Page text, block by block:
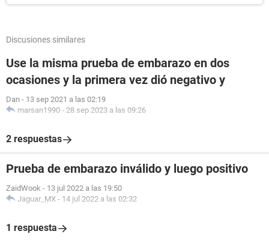
Discusiones similares
Use la misma prueba de embarazo en dos
ocasiones y la primera vez dió negativo y
Dan - 13 sep 2021 a las 02:19
marsan1990 - 28 sep 2023 a las 09:26
2 respuestas
Prueba de embarazo inválido y luego positivo
ZaidWook - 13 jul 2022 a las 19:50
Jaguar_MX - 14 jul 2022 a las 02:32
1 respuesta